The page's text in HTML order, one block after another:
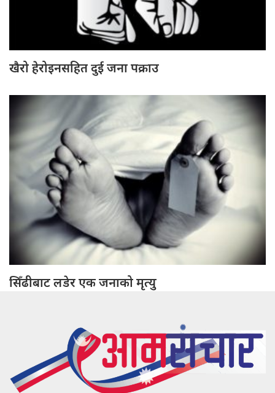
खैरो हेरोइनसहित दुई जना पक्राउ
सिँढीबाट लडेर एक जनाको मृत्यु